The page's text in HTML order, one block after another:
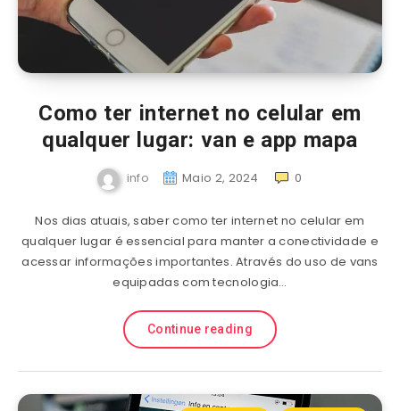
Como ter internet no celular em
qualquer lugar: van e app mapa
info Maio 2, 2024 0
Nos dias atuais, saber como ter internet no celular em
qualquer lugar é essencial para manter a conectividade e
acessar informações importantes. Através do uso de vans
equipadas com tecnologia…
Continue reading